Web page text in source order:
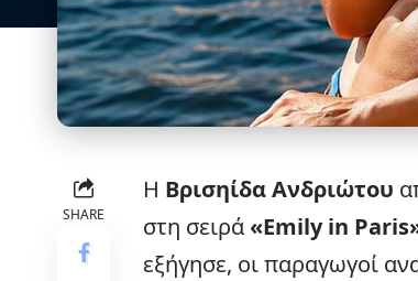
SHARE
Η Βρισηίδα Ανδριώτου
στη σειρά «Emily in
εξήγησε, οι παραγωγοί